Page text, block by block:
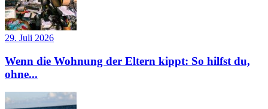
29. Juli 2026
Wenn die Wohnung der Eltern kippt: So hilfst du,
ohne...